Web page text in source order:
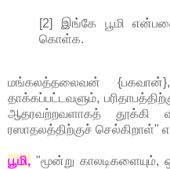
[2] இங்கே பூமி
கொள்க.
மங்கலத்தலைவன்
தாக்கப்பட்டவளும்,
ஆதரவற்றவளாகத் தூக்கி
ரஸாதலத்திற்குச் செல்கிறாள்"
பூமி, "மூன்று